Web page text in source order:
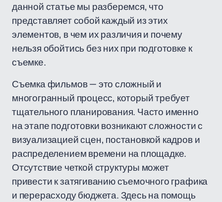
данной статье мы разберемся, что
представляет собой каждый из этих
элементов, в чем их различия и почему
нельзя обойтись без них при подготовке к
съемке.
Съемка фильмов — это сложный и
многогранный процесс, который требует
тщательного планирования. Часто именно
на этапе подготовки возникают сложности с
визуализацией сцен, постановкой кадров и
распределением времени на площадке.
Отсутствие четкой структуры может
привести к затягиванию съемочного графика
и перерасходу бюджета. Здесь на помощь